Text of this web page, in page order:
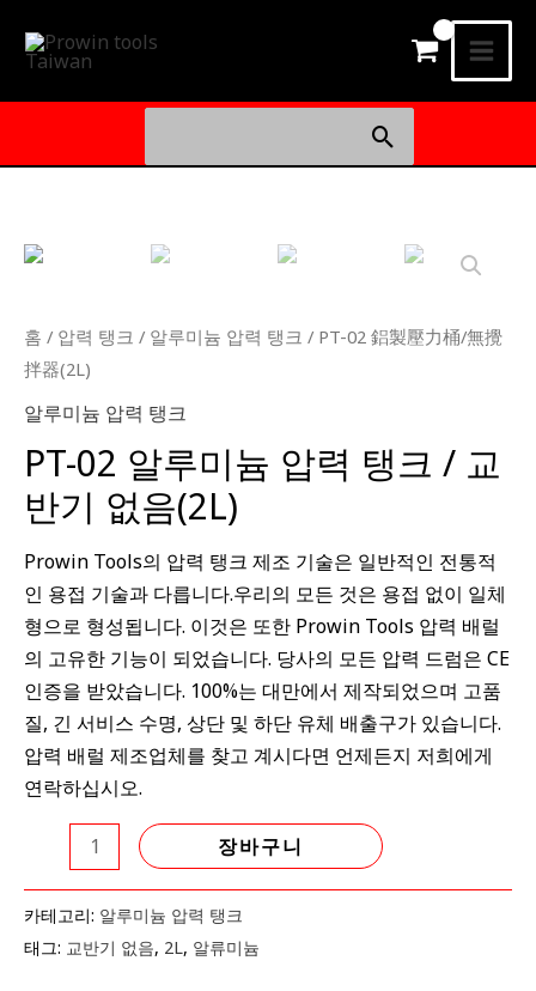
너
메
인
뉴
홈 / 압력 탱크 / 알루미늄 압력 탱크 / PT-02 鋁製壓力桶/無攪
拌器(2L)
알루미늄 압력 탱크
PT-02 알루미늄 압력 탱크 / 교
반기 없음(2L)
Prowin Tools의 압력 탱크 제조 기술은 일반적인 전통적
인 용접 기술과 다릅니다.우리의 모든 것은 용접 없이 일체
형으로 형성됩니다. 이것은 또한 Prowin Tools 압력 배럴
의 고유한 기능이 되었습니다. 당사의 모든 압력 드럼은 CE
인증을 받았습니다. 100%는 대만에서 제작되었으며 고품
질, 긴 서비스 수명, 상단 및 하단 유체 배출구가 있습니다.
압력 배럴 제조업체를 찾고 계시다면 언제든지 저희에게
연락하십시오.
PT-
02
製
壓
力
無
攪
拌
器
(2L)
수
량
장바구니
카테고리: 알루미늄 압력 탱크
태그: 교반기 없음, 2L, 알류미늄